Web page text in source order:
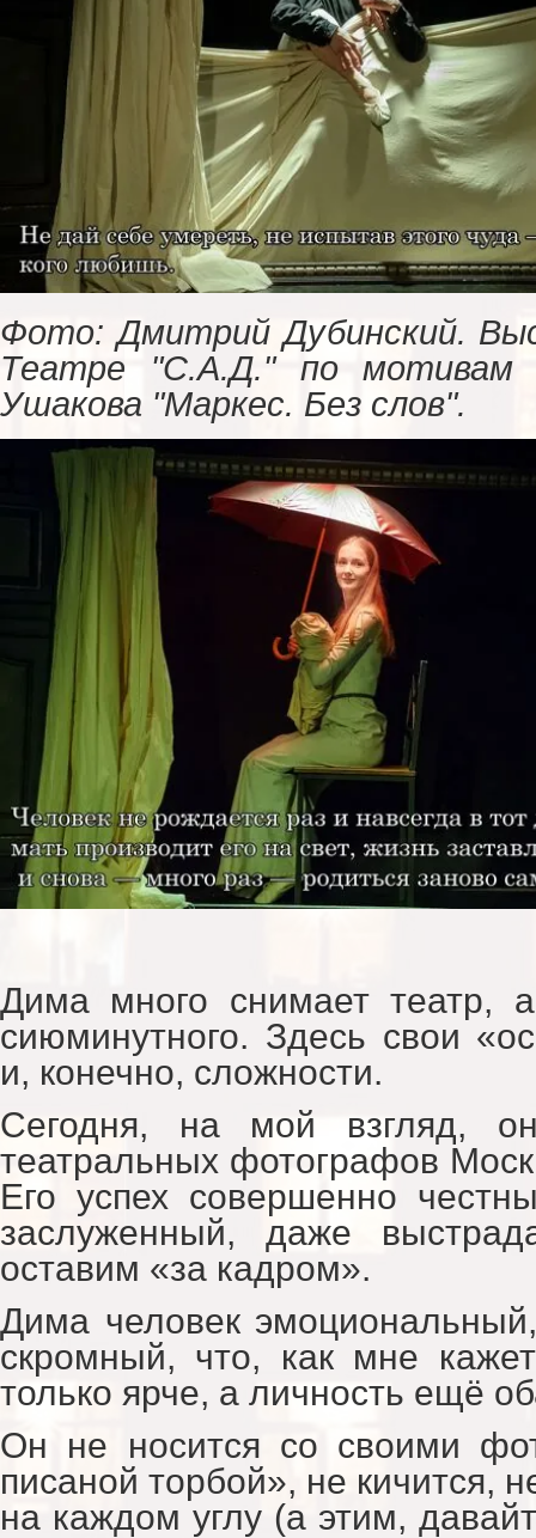
Фото: Дмитрий Дубинский.
Театре "С.А.Д." по мотивам
Ушакова "Маркес. Без слов".
Дима много снимает театр,
сиюминутного. Здесь свои
и, конечно, сложности.
Сегодня, на мой взгляд,
театральных фотографов
Его успех совершенно
заслуженный, даже
оставим «за кадром».
Дима человек
скромный, что, как мне
только ярче, а личность ещё
Он не носится со своими
писаной торбой», не кичится,
на каждом углу (а этим,